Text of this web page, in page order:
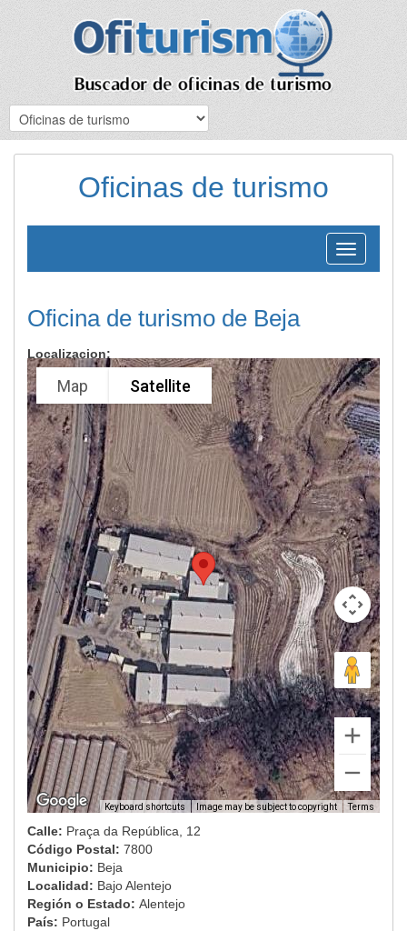
Oficinas de turismo
Toggle
navigation
Oficina de turismo de Beja
Localizacion:
Map Satellite
Keyboard shortcuts Image may be subject to copyright Terms
Calle: Praça da República, 12
Código Postal: 7800
Municipio: Beja
Localidad: Bajo Alentejo
Región o Estado: Alentejo
País: Portugal